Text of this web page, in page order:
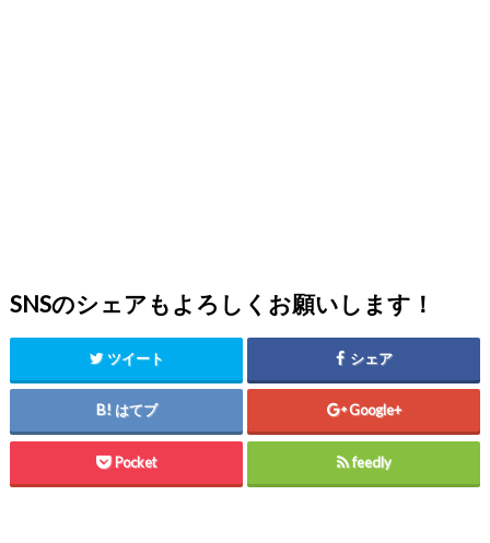
SNSのシェアもよろしくお願いします！
ツイート シェア
はてブ Google+
Pocket feedly